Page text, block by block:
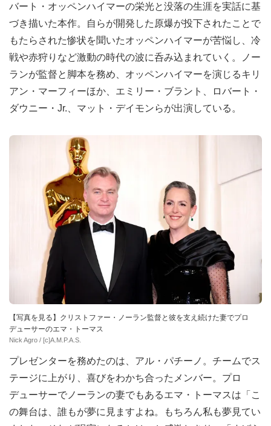
バート・オッペンハイマーの栄光と没落の生涯を実話に基
づき描いた本作。自らが開発した原爆が投下されたことで
もたらされた惨状を聞いたオッペンハイマーが苦悩し、冷
戦や赤狩りなど激動の時代の波に呑み込まれていく。ノー
ランが監督と脚本を務め、オッペンハイマーを演じるキリ
アン・マーフィーほか、エミリー・ブラント、ロバート・
ダウニー・Jr.、マット・デイモンらが出演している。
【写真を見る】クリストファー・ノーラン監督と彼を支え続けた妻でプロ
デューサーのエマ・トーマス
Nick Agro / [c]A.M.P.A.S.
プレゼンターを務めたのは、アル・パチーノ。チームでス
テージに上がり、喜びをわかち合ったメンバー。プロ
デューサーでノーランの妻でもあるエマ・トーマスは「こ
の舞台は、誰もが夢に見ますよね。もちろん私も夢見てい